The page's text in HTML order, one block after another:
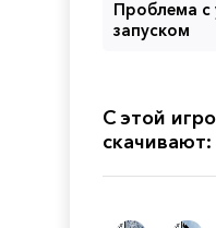
Проблема с
запуском
С этой
скачивают: